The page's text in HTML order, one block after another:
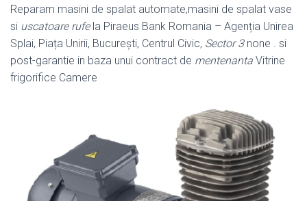
Reparam masini de spalat automate,masini de spalat vase
si uscatoare rufela Piraeus Bank Romania – Agenția Unirea
Splai, Piața Unirii, București, Centrul Civic, Sector 3none . si
post-garantie in baza unui contract de mentenanta Vitrine
frigorifice Camere